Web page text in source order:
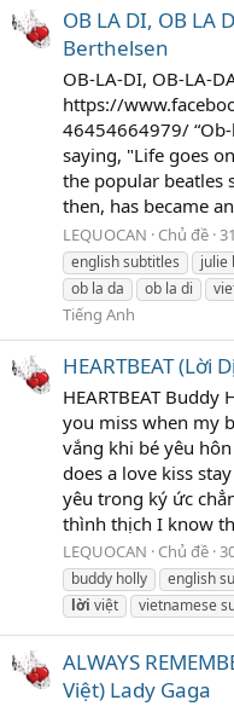
OB LA DI, OB LA
Berthelsen
OB-LA-DI, OB-LA-
https://
46454664979/
saying, "Life goes
the popular beatles
then, has became
LEQUOCAN Chủ đề
english subtitles
julie
ob la da
ob la di
Tiếng Anh
HEARTBEAT (Lời
HEARTBEAT
you miss when my
vắng khi bé yêu
does a love kiss
yêu trong ký ức
thình thịch I know
LEQUOCAN Chủ đề
buddy holly
english
lời việt vietnamese
ALWAYS
Việt) Lady Gaga